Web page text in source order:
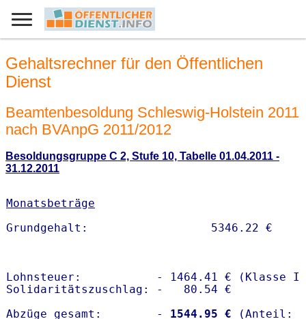
Gehaltsrechner für den Öffentlichen
Dienst
Beamtenbesoldung Schleswig-Holstein 2011
nach BVAnpG 2011/2012
Besoldungsgruppe C 2, Stufe 10, Tabelle 01.04.2011 -
31.12.2011
Monatsbeträge
Lohnsteuer:           - 1464.41 € (Klasse I)
Solidaritätszuschlag: -   80.54 €
Abzüge gesamt:        -
1544.95 €